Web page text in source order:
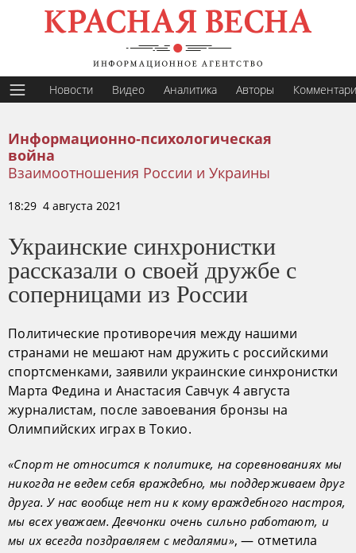
Новости Видео Аналитика Авторы
Информационно-психологическая
война
Взаимоотношения России и Украины
18:29 4 августа 2021
Украинские синхронистки
рассказали о своей дружбе с
соперницами из России
Политические противоречия между нашими
странами не мешают нам дружить с российскими
спортсменками, заявили украинские синхронистки
Марта Федина и Анастасия Савчук 4 августа
журналистам, после завоевания бронзы на
Олимпийских играх в Токио.
«Спорт не относится к политике, на соревнованиях мы
никогда не ведем себя враждебно, мы поддерживаем друг
друга. У нас вообще нет ни к кому враждебного настроя,
мы всех уважаем. Девчонки очень сильно работают, и
мы их всегда поздравляем с медалями», — отметила